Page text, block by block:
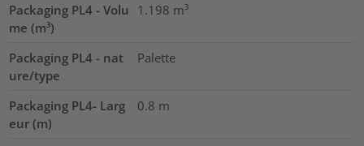
Packaging PL4 - Volu
me (m³)
1.198 m³
Packaging PL4 - nat
ure/type
Palette
Packaging PL4- Larg
eur (m)
0.8 m